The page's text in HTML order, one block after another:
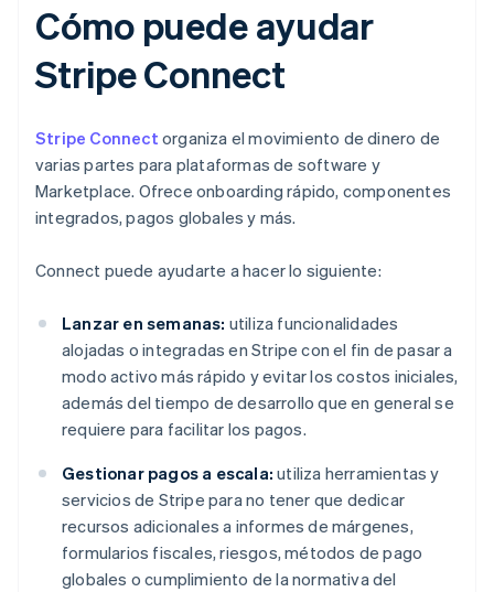
Cómo puede ayudar
Stripe Connect
Stripe Connect organiza el movimiento de dinero de
varias partes para plataformas de software y
Marketplace. Ofrece onboarding rápido, componentes
integrados, pagos globales y más.
Connect puede ayudarte a hacer lo siguiente:
Lanzar en semanas: utiliza funcionalidades
alojadas o integradas en Stripe con el fin de pasar a
modo activo más rápido y evitar los costos iniciales,
además del tiempo de desarrollo que en general se
requiere para facilitar los pagos.
Gestionar pagos a escala: utiliza herramientas y
servicios de Stripe para no tener que dedicar
recursos adicionales a informes de márgenes,
formularios fiscales, riesgos, métodos de pago
globales o cumplimiento de la normativa del